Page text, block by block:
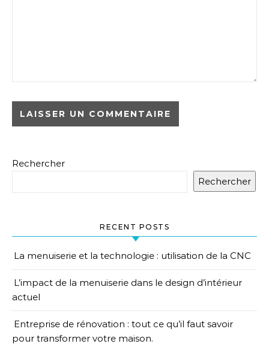
Rechercher
Rechercher
RECENT POSTS
La menuiserie et la technologie : utilisation de la CNC
L’impact de la menuiserie dans le design d’intérieur
actuel
Entreprise de rénovation : tout ce qu’il faut savoir
pour transformer votre maison.